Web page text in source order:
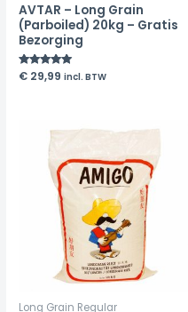
AVTAR – Long Grain
(Parboiled) 20kg – Gratis
Bezorging
Rated
€ 29,99 incl. BTW
Long Grain Regular